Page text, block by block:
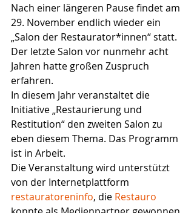
Nach einer längeren Pause findet am
29. November endlich wieder ein
„Salon der Restaurator*innen“ statt.
Der letzte Salon vor nunmehr acht
Jahren hatte großen Zuspruch
erfahren.
In diesem Jahr veranstaltet die
Initiative „Restaurierung und
Restitution“ den zweiten Salon zu
eben diesem Thema. Das Programm
ist in Arbeit.
Die Veranstaltung wird unterstützt
von der Internetplattform
restauratoreninfo, die Restauro